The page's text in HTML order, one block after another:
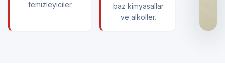
temizleyiciler.
baz kimyasallar
ve alkoller.